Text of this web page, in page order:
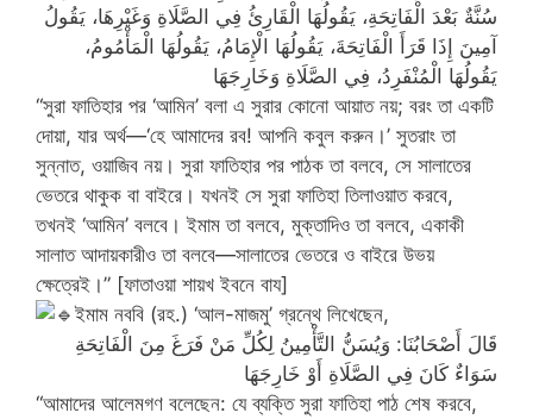
سُنَّةٌ بَعْدَ الْفَاتِحَةِ، يَقُولُهَا الْقَارِئُ فِي الصَّلَاةِ وَغَيْرِهَا، يَقُولُ
آمِينَ إِذَا قَرَأَ الْفَاتِحَةَ، يَقُولُهَا الْإِمَامُ، يَقُولُهَا الْمَأْمُومُ،
يَقُولُهَا الْمُنْفَرِدُ، فِي الصَّلَاةِ وَخَارِجَهَا
“সুরা ফাতিহার পর ‘আমিন’ বলা এ সুরার কোনো আয়াত নয়; বরং তা একটি
দোয়া, যার অর্থ—‘হে আমাদের রব! আপনি কবুল করুন।’ সুতরাং তা
সুন্নাত, ওয়াজিব নয়। সুরা ফাতিহার পর পাঠক তা বলবে, সে সালাতের
ভেতরে থাকুক বা বাইরে। যখনই সে সুরা ফাতিহা তিলাওয়াত করবে,
তখনই ‘আমিন’ বলবে। ইমাম তা বলবে, মুক্তাদিও তা বলবে, একাকী
সালাত আদায়কারীও তা বলবে—সালাতের ভেতরে ও বাইরে উভয়
ক্ষেত্রেই।” [ফাতাওয়া শায়খ ইবনে বায]
ইমাম নববি (রহ.) ‘আল-মাজমু’ গ্রন্থে লিখেছেন,
قَالَ أَصْحَابُنَا: وَيُسَنُّ التَّأْمِينُ لِكُلِّ مَنْ فَرَغَ مِنَ الْفَاتِحَةِ
سَوَاءٌ كَانَ فِي الصَّلَاةِ أَوْ خَارِجَهَا
“আমাদের আলেমগণ বলেছেন: যে ব্যক্তি সুরা ফাতিহা পাঠ শেষ করবে,